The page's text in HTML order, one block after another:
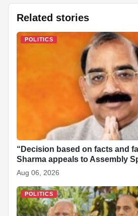
c
e
b
at
s
A
k
e
e
p
c
h
Related stories
POLITICS
“Decision based on facts and
Sharma appeals to Assembly
Aug 06, 2026
POLITICS